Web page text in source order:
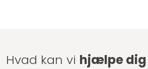
Hvad kan vi hjælpe dig